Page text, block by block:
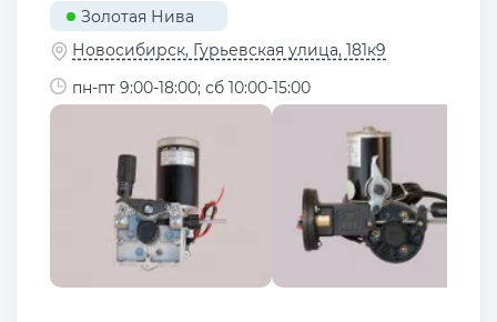
Золотая Нива
Новосибирск, Гурьевская улица, 181к9
пн-пт 9:00-18:00; сб 10:00-15:00